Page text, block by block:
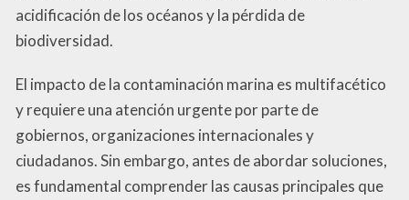
acidificación de los océanos y la pérdida de
biodiversidad.
El impacto de la contaminación marina es multifacético
y requiere una atención urgente por parte de
gobiernos, organizaciones internacionales y
ciudadanos. Sin embargo, antes de abordar soluciones,
es fundamental comprender las causas principales que